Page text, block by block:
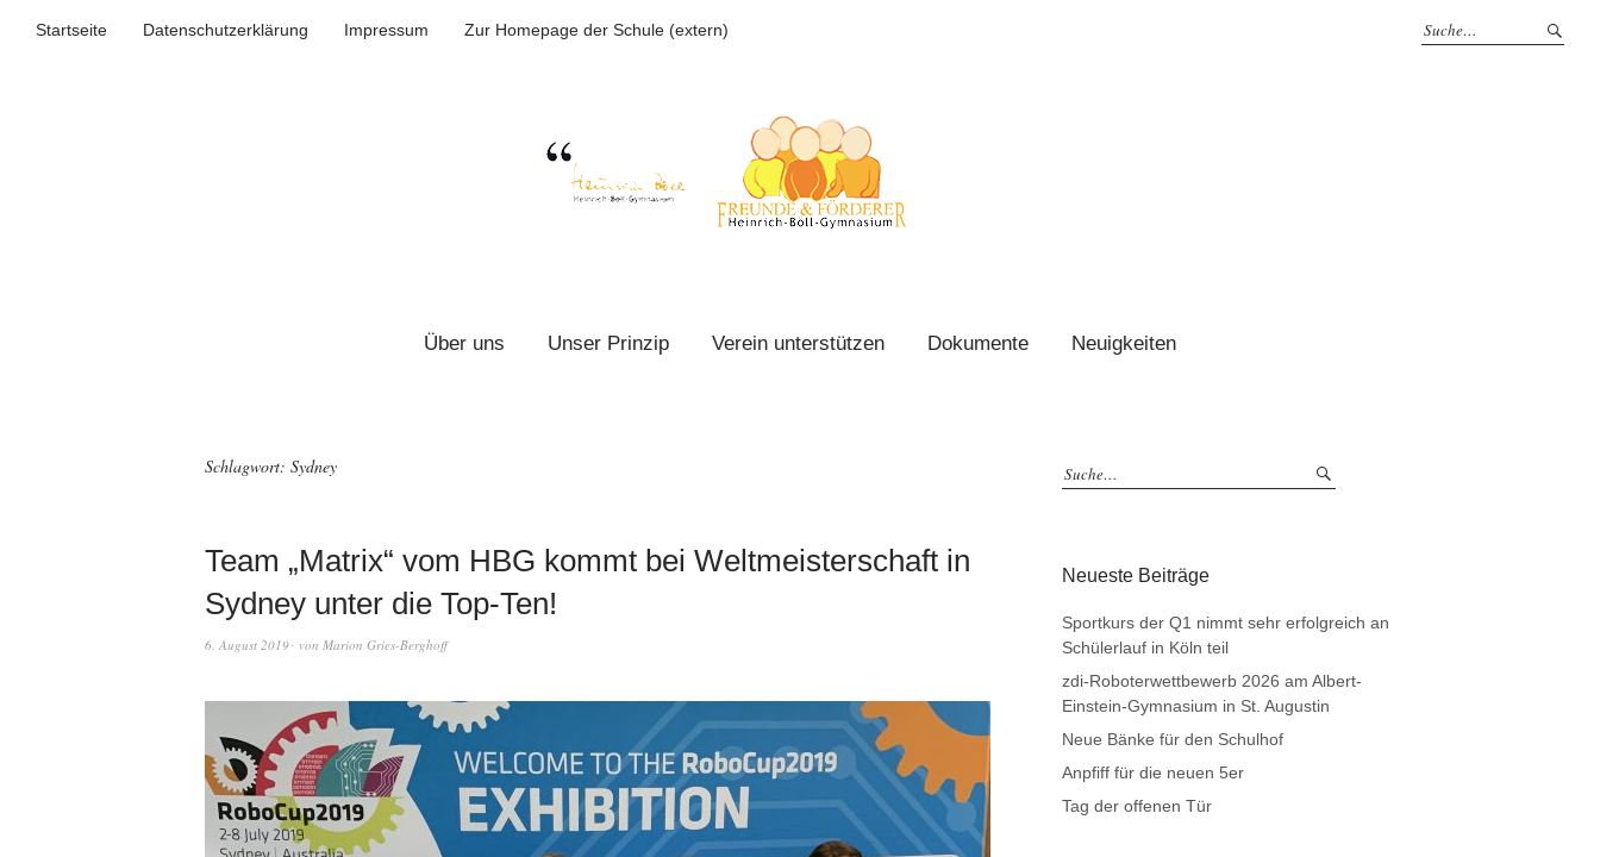
Startseite Datenschutzerklärung Impressum Zur Homepage der Schule (extern)
Über uns Unser Prinzip Verein unterstützen Dokumente Neuigkeiten
Schlagwort: Sydney
Team „Matrix“ vom HBG kommt bei Weltmeisterschaft in
Sydney unter die Top-Ten!
6. August 2019 von Marion Gries-Berghoff
Neueste Beiträge
Sportkurs der Q1 nimmt sehr erfolgreich an
Schülerlauf in Köln teil
zdi-Roboterwettbewerb 2026 am Albert-
Einstein-Gymnasium in St. Augustin
Neue Bänke für den Schulhof
Anpfiff für die neuen 5er
Tag der offenen Tür